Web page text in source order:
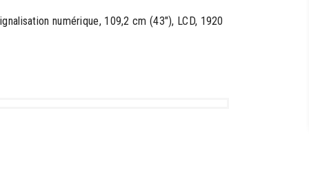
numérique, 109,2 cm (43"), LCD, 1920